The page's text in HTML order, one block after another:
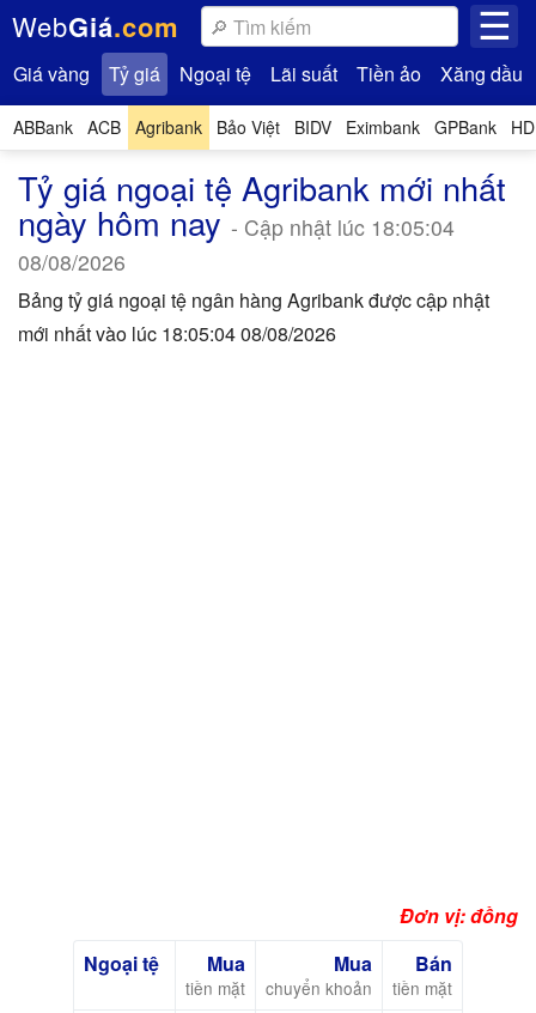
WebGiá.com ☰
Giá vàng Tỷ giá Ngoại tệ Lãi suất Tiền ảo Xăng dầu
ABBank ACB Agribank Bảo Việt BIDV Eximbank GPBank
Tỷ giá ngoại tệ Agribank mới nhất
ngày hôm nay - Cập nhật lúc 18:05:04
08/08/2026
Bảng tỷ giá ngoại tệ ngân hàng Agribank được cập nhật
mới nhất vào lúc 18:05:04 08/08/2026
Đơn vị: đồng
Ngoại tệ
Mua
tiền mặt
Mua
chuyển khoản
Bán
tiền mặt